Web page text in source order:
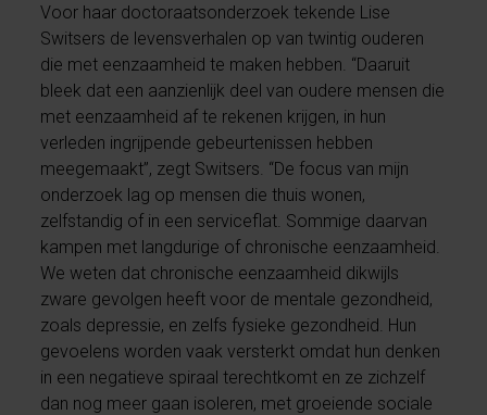
Voor haar doctoraatsonderzoek tekende Lise
Switsers de levensverhalen op van twintig ouderen
die met eenzaamheid te maken hebben. “Daaruit
bleek dat een aanzienlijk deel van oudere mensen die
met eenzaamheid af te rekenen krijgen, in hun
verleden ingrijpende gebeurtenissen hebben
meegemaakt”, zegt Switsers. “De focus van mijn
onderzoek lag op mensen die thuis wonen,
zelfstandig of in een serviceflat. Sommige daarvan
kampen met langdurige of chronische eenzaamheid.
We weten dat chronische eenzaamheid dikwijls
zware gevolgen heeft voor de mentale gezondheid,
zoals depressie, en zelfs fysieke gezondheid. Hun
gevoelens worden vaak versterkt omdat hun denken
in een negatieve spiraal terechtkomt en ze zichzelf
dan nog meer gaan isoleren, met groeiende sociale